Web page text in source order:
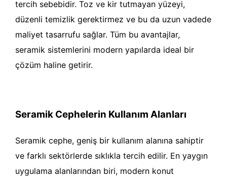
tercih sebebidir. Toz ve kir tutmayan yüzeyi,
düzenli temizlik gerektirmez ve bu da uzun vadede
maliyet tasarrufu sağlar. Tüm bu avantajlar,
seramik sistemlerini modern yapılarda ideal bir
çözüm haline getirir.
Seramik Cephelerin Kullanım Alanları
Seramik cephe, geniş bir kullanım alanına sahiptir
ve farklı sektörlerde sıklıkla tercih edilir. En yaygın
uygulama alanlarından biri, modern konut